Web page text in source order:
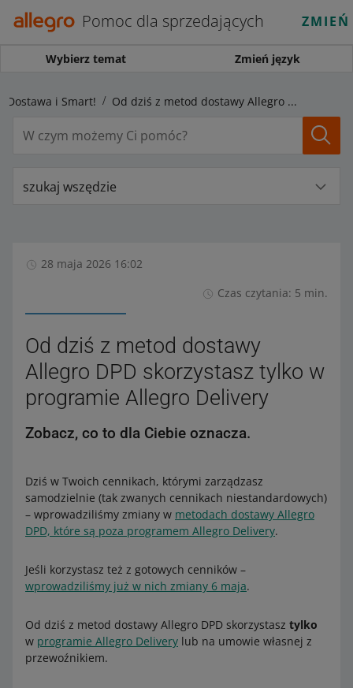
Pomoc dla sprzedających
Wybierz temat Zmień język
Dostawa i Smart! Od dziś z metod dostawy Allegro DPD skorzystasz tylko w programie Allegro Delivery
szukaj wszędzie
28 maja 2026 16:02
Czas czytania: 5 min.
Od dziś z metod dostawy
Allegro DPD skorzystasz tylko w
programie Allegro Delivery
Zobacz, co to dla Ciebie oznacza.
Dziś w Twoich cennikach, którymi zarządzasz
samodzielnie (tak zwanych cennikach niestandardowych)
– wprowadziliśmy zmiany w metodach dostawy Allegro
DPD, które są poza programem Allegro Delivery.
Jeśli korzystasz też z gotowych cenników –
wprowadziliśmy już w nich zmiany 6 maja.
Od dziś z metod dostawy Allegro DPD skorzystasz tylko
w programie Allegro Delivery lub na umowie własnej z
przewoźnikiem.